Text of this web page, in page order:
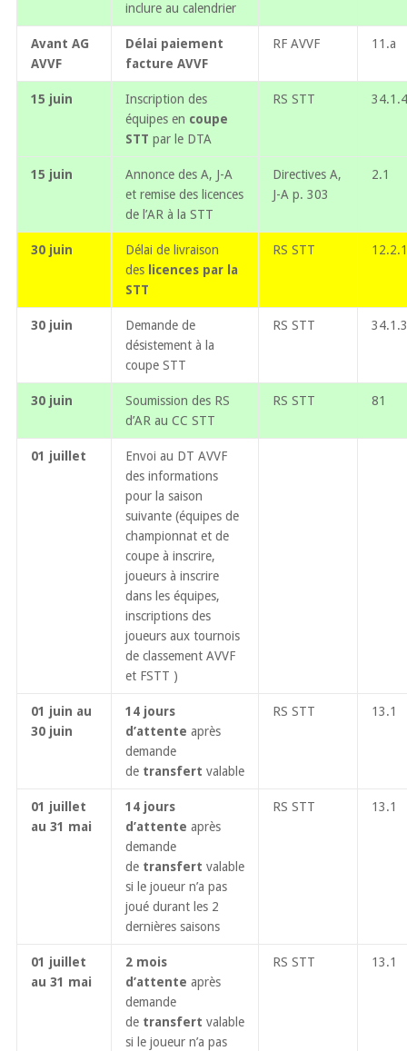
inclure au calendrier
Avant AG
AVVF
Délai paiement
facture AVVF
RF AVVF 11.a
15 juin
Inscription des
équipes en coupe
STT par le DTA
RS STT 34.1.4
15 juin
Annonce des A, J-A
et remise des licences
de l’AR à la STT
Directives A,
J-A p. 303
2.1
30 juin
Délai de livraison
des licences par la
STT
RS STT 12.2.1
30 juin
Demande de
désistement à la
coupe STT
RS STT 34.1.3
30 juin
Soumission des RS
d’AR au CC STT
RS STT 81
01 juillet
Envoi au DT AVVF
des informations
pour la saison
suivante (équipes de
championnat et de
coupe à inscrire,
joueurs à inscrire
dans les équipes,
inscriptions des
joueurs aux tournois
de classement AVVF
et FSTT )
01 juin au
30 juin
14 jours
d’attente après
demande
de transfert valable
RS STT 13.1
01 juillet
au 31 mai
14 jours
d’attente après
demande
de transfert valable
si le joueur n’a pas
joué durant les 2
dernières saisons
RS STT 13.1
01 juillet
au 31 mai
2 mois
d’attente après
demande
de transfert valable
si le joueur n’a pas
RS STT 13.1